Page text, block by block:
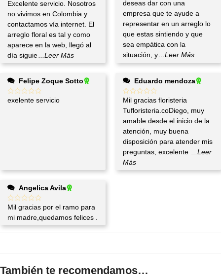
Excelente servicio. Nosotros
no vivimos en Colombia y
contactamos vía internet. El
arreglo floral es tal y como
aparece en la web, llegó al
día siguie
...Leer Más
deseas dar con una
empresa que te ayude a
representar en un arreglo lo
que estas sintiendo y que
sea empática con la
situación, y
...Leer Más
Felipe Zoque Sotto
exelente servicio
Eduardo mendoza
Mil gracias floristeria
Tufloristeria.coDiego, muy
amable desde el inicio de la
atención, muy buena
disposición para atender mis
preguntas, excelente
...Leer
Más
Angelica Avila
Mil gracias por el ramo para
mi madre,quedamos felices .
También te recomendamos…